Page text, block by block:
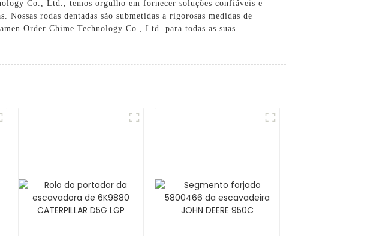
Co., Ltd., temos orgulho em fornecer soluções confiáveis ​​e
Nossas rodas dentadas são submetidas a rigorosas medidas de
Order Chime Technology Co., Ltd. para todas as suas